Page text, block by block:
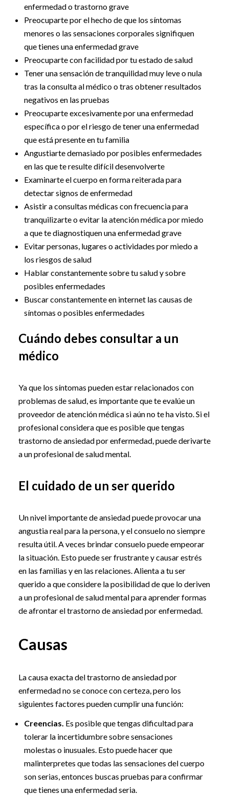
enfermedad o trastorno grave
Preocuparte por el hecho de que los síntomas
menores o las sensaciones corporales signifiquen
que tienes una enfermedad grave
Preocuparte con facilidad por tu estado de salud
Tener una sensación de tranquilidad muy leve o nula
tras la consulta al médico o tras obtener resultados
negativos en las pruebas
Preocuparte excesivamente por una enfermedad
específica o por el riesgo de tener una enfermedad
que está presente en tu familia
Angustiarte demasiado por posibles enfermedades
en las que te resulte difícil desenvolverte
Examinarte el cuerpo en forma reiterada para
detectar signos de enfermedad
Asistir a consultas médicas con frecuencia para
tranquilizarte o evitar la atención médica por miedo
a que te diagnostiquen una enfermedad grave
Evitar personas, lugares o actividades por miedo a
los riesgos de salud
Hablar constantemente sobre tu salud y sobre
posibles enfermedades
Buscar constantemente en internet las causas de
síntomas o posibles enfermedades
Cuándo debes consultar a un
médico
Ya que los síntomas pueden estar relacionados con
problemas de salud, es importante que te evalúe un
proveedor de atención médica si aún no te ha visto. Si el
profesional considera que es posible que tengas
trastorno de ansiedad por enfermedad, puede derivarte
a un profesional de salud mental.
El cuidado de un ser querido
Un nivel importante de ansiedad puede provocar una
angustia real para la persona, y el consuelo no siempre
resulta útil. A veces brindar consuelo puede empeorar
la situación. Esto puede ser frustrante y causar estrés
en las familias y en las relaciones. Alienta a tu ser
querido a que considere la posibilidad de que lo deriven
a un profesional de salud mental para aprender formas
de afrontar el trastorno de ansiedad por enfermedad.
Causas
La causa exacta del trastorno de ansiedad por
enfermedad no se conoce con certeza, pero los
siguientes factores pueden cumplir una función:
Creencias. Es posible que tengas dificultad para
tolerar la incertidumbre sobre sensaciones
molestas o inusuales. Esto puede hacer que
malinterpretes que todas las sensaciones del cuerpo
son serias, entonces buscas pruebas para confirmar
que tienes una enfermedad seria.